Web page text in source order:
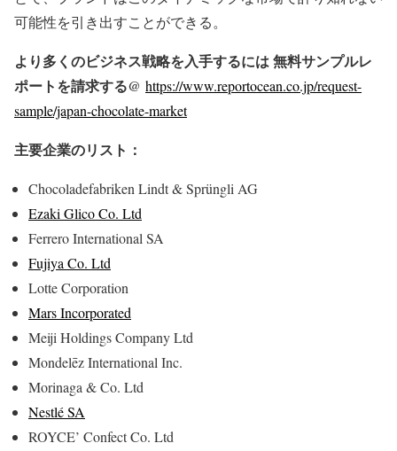
可能性を引き出すことができる。
より多くのビジネス戦略を入手するには 無料サンプルレ
ポートを請求する@ https://www.reportocean.co.jp/request-
sample/japan-chocolate-market
主要企業のリスト：
Chocoladefabriken Lindt & Sprüngli AG
Ezaki Glico Co. Ltd
Ferrero International SA
Fujiya Co. Ltd
Lotte Corporation
Mars Incorporated
Meiji Holdings Company Ltd
Mondelēz International Inc.
Morinaga & Co. Ltd
Nestlé SA
ROYCE’ Confect Co. Ltd